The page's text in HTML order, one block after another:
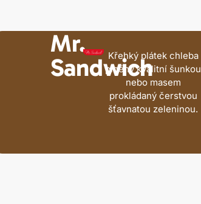
Mr.
SandwichKřehký plátek chleba
plněný kvalitní šunkou
nebo masem
prokládaný čerstvou
šťavnatou zeleninou.